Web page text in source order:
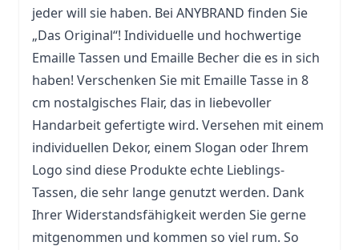
jeder will sie haben. Bei ANYBRAND finden Sie
„Das Original“! Individuelle und hochwertige
Emaille Tassen und Emaille Becher die es in sich
haben! Verschenken Sie mit Emaille Tasse in 8
cm nostalgisches Flair, das in liebevoller
Handarbeit gefertigte wird. Versehen mit einem
individuellen Dekor, einem Slogan oder Ihrem
Logo sind diese Produkte echte Lieblings-
Tassen, die sehr lange genutzt werden. Dank
Ihrer Widerstandsfähigkeit werden Sie gerne
mitgenommen und kommen so viel rum. So